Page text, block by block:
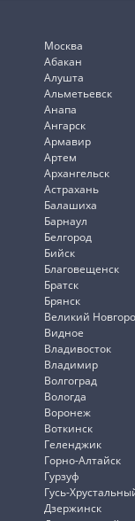
Москва
Абакан
Алушта
Альметьевск
Анапа
Ангарск
Армавир
Артем
Архангельск
Астрахань
Балашиха
Барнаул
Белгород
Бийск
Благовещенск
Братск
Брянск
Великий
Видное
Владивосток
Владимир
Волгоград
Вологда
Воронеж
Воткинск
Геленджик
Горно-Алтайск
Гурзуф
Гусь-
Дзержинск